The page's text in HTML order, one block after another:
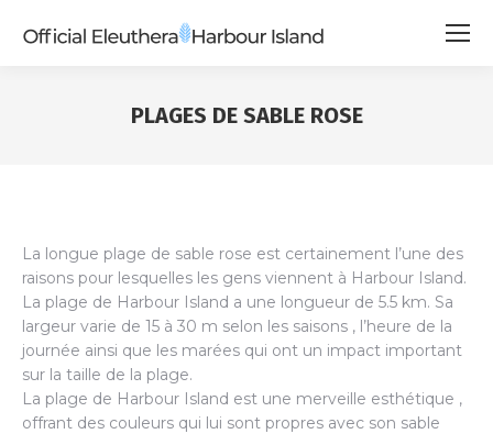
PLAGES DE SABLE ROSE
La longue plage de sable rose est certainement l’une des
raisons pour lesquelles les gens viennent à Harbour Island.
La plage de Harbour Island a une longueur de 5.5 km. Sa
largeur varie de 15 à 30 m selon les saisons , l’heure de la
journée ainsi que les marées qui ont un impact important
sur la taille de la plage.
La plage de Harbour Island est une merveille esthétique ,
offrant des couleurs qui lui sont propres avec son sable